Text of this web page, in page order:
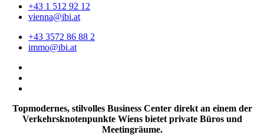
+43 1 512 92 12
vienna@ibi.at
+43 3572 86 88 2
immo@ibi.at
Topmodernes, stilvolles Business Center direkt an einem der
Verkehrsknotenpunkte Wiens bietet private Büros und
Meetingräume.